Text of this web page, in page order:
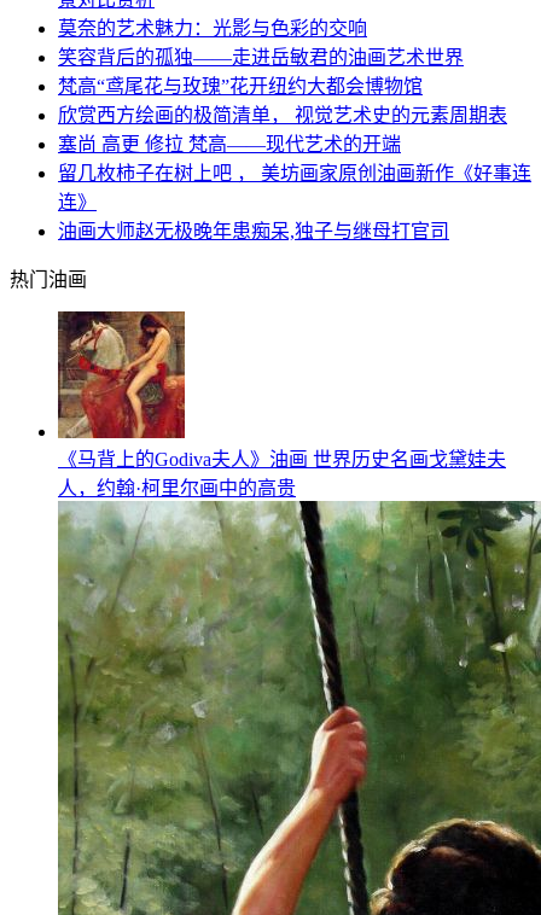
莫奈的艺术魅力：光影与色彩的交响
笑容背后的孤独——走进岳敏君的油画艺术世界
梵高“鸢尾花与玫瑰”花开纽约大都会博物馆
欣赏西方绘画的极简清单， 视觉艺术史的元素周期表
塞尚 高更 修拉 梵高——现代艺术的开端
留几枚柿子在树上吧 ， 美坊画家原创油画新作《好事连
连》
油画大师赵无极晚年患痴呆,独子与继母打官司
热门油画
《马背上的Godiva夫人》油画 世界历史名画戈黛娃夫
人，约翰·柯里尔画中的高贵